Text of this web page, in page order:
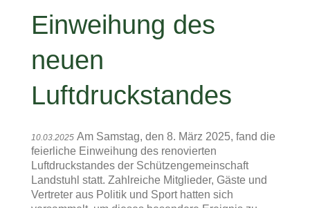
Einweihung des
neuen
Luftdruckstandes
10.03.2025 Am Samstag, den 8. März 2025, fand die
feierliche Einweihung des renovierten
Luftdruckstandes der Schützengemeinschaft
Landstuhl statt. Zahlreiche Mitglieder, Gäste und
Vertreter aus Politik und Sport hatten sich